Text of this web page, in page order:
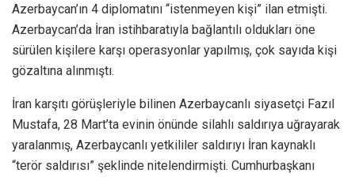
Azerbaycan’ın 4 diplomatını “istenmeyen kişi” ilan etmişti.
Azerbaycan’da İran istihbaratıyla bağlantılı oldukları öne
sürülen kişilere karşı operasyonlar yapılmış, çok sayıda kişi
gözaltına alınmıştı.
İran karşıtı görüşleriyle bilinen Azerbaycanlı siyasetçi Fazıl
Mustafa, 28 Mart’ta evinin önünde silahlı saldırıya uğrayarak
yaralanmış, Azerbaycanlı yetkililer saldırıyı İran kaynaklı
“terör saldırısı” şeklinde nitelendirmişti. Cumhurbaşkanı